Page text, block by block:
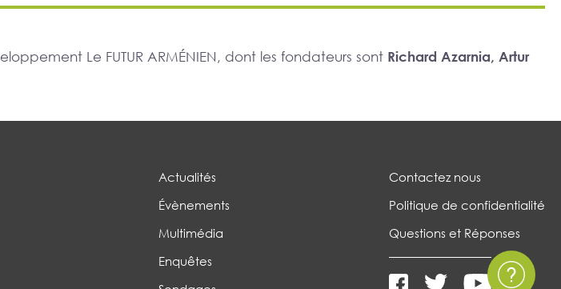
Le FUTUR ARMÉNIEN, dont les fondateurs sont Richard Azarnia, Artur
Actualités
Évènements
Multimédia
Enquêtes
Contactez nous
Politique de confidentialité
Questions et Réponses